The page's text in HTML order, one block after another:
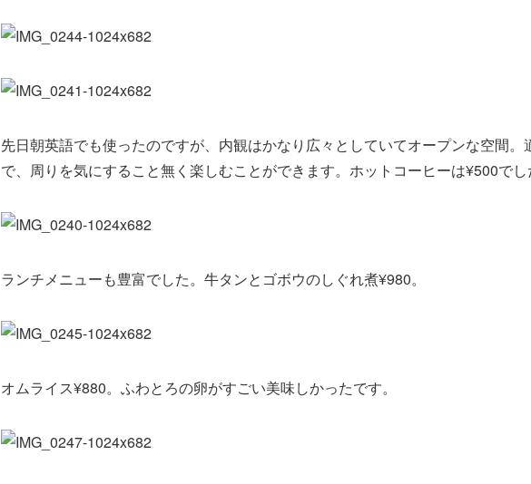
先日朝英語でも使ったのですが、内観はかなり広々としていてオープンな空間。
で、周りを気にすること無く楽しむことができます。ホットコーヒーは¥500で
ランチメニューも豊富でした。牛タンとゴボウのしぐれ煮¥980。
オムライス¥880。ふわとろの卵がすごい美味しかったです。